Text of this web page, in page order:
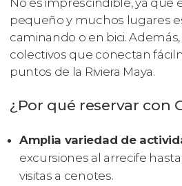
pequeño y muchos lugares
caminando o en bici. Además,
colectivos que conectan
puntos de la Riviera Maya.
¿Por qué reservar con
Amplia variedad de
excursiones al arrecife
visitas a cenotes.